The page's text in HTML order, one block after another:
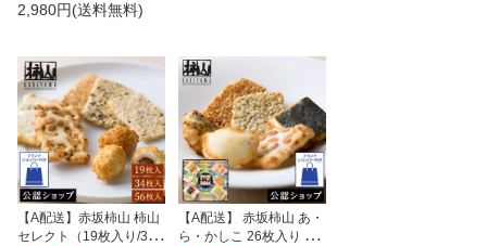
2,980円(送料無料)
【A配送】赤坂柿山 柿山
セレクト（19枚入り/34
【A配送】 赤坂柿山 あ・
ら・かしこ 26枚入り 和